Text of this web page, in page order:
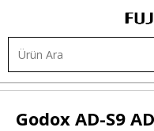
Godox AD-S9